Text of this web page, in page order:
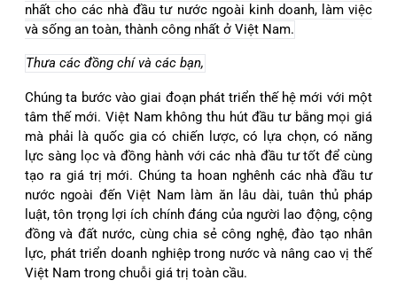
nhất cho các nhà đầu tư nước ngoài kinh doanh, làm việc
và sống an toàn, thành công nhất ở Việt Nam.
Thưa các đồng chí và các bạn,
Chúng ta bước vào giai đoạn phát triển thế hệ mới với một
tâm thế mới. Việt Nam không thu hút đầu tư bằng mọi giá
mà phải là quốc gia có chiến lược, có lựa chọn, có năng
lực sàng lọc và đồng hành với các nhà đầu tư tốt để cùng
tạo ra giá trị mới. Chúng ta hoan nghênh các nhà đầu tư
nước ngoài đến Việt Nam làm ăn lâu dài, tuân thủ pháp
luật, tôn trọng lợi ích chính đáng của người lao động, cộng
đồng và đất nước, cùng chia sẻ công nghệ, đào tạo nhân
lực, phát triển doanh nghiệp trong nước và nâng cao vị thế
Việt Nam trong chuỗi giá trị toàn cầu.